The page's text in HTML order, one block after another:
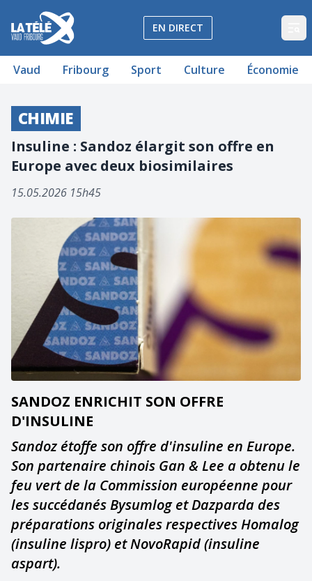
La Télé - Télévision régionale Vaud et Fribourg
EN DIRECT
Vaud Fribourg Sport Culture Économie
CHIMIE
Insuline : Sandoz élargit son offre en
Europe avec deux biosimilaires
15.05.2026 15h45
SANDOZ ENRICHIT SON OFFRE
D'INSULINE
Sandoz étoffe son offre d'insuline en Europe.
Son partenaire chinois Gan & Lee a obtenu le
feu vert de la Commission européenne pour
les succédanés Bysumlog et Dazparda des
préparations originales respectives Homalog
(insuline lispro) et NovoRapid (insuline
aspart).